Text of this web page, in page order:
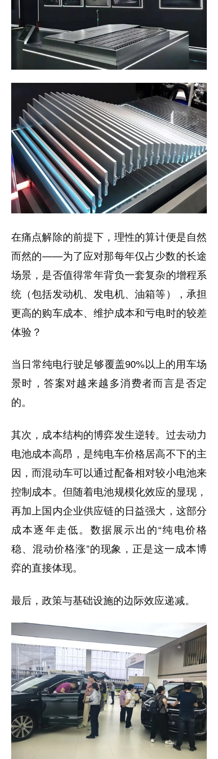
在痛点解除的前提下，理性的算计便是自然
而然的——为了应对那每年仅占少数的长途
场景，是否值得常年背负一套复杂的增程系
统（包括发动机、发电机、油箱等），承担
更高的购车成本、维护成本和亏电时的较差
体验？
当日常纯电行驶足够覆盖90%以上的用车场
景时，答案对越来越多消费者而言是否定
的。
其次，成本结构的博弈发生逆转。过去动力
电池成本高昂，是纯电车价格居高不下的主
因，而混动车可以通过配备相对较小电池来
控制成本。但随着电池规模化效应的显现，
再加上国内企业供应链的日益强大，这部分
成本逐年走低。数据展示出的“纯电价格
稳、混动价格涨”的现象，正是这一成本博
弈的直接体现。
最后，政策与基础设施的边际效应递减。